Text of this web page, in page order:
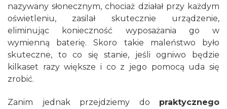
nazywany słonecznym, chociaż działał przy każdym
oświetleniu, zasilał skutecznie urządzenie,
eliminując konieczność wyposażania go w
wymienną baterię. Skoro takie maleństwo było
skuteczne, to co się stanie, jeśli ogniwo będzie
kilkaset razy większe i co z jego pomocą uda się
zrobić.
Zanim jednak przejdziemy do praktycznego